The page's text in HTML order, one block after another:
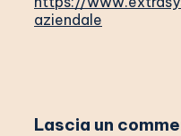
aziendale
Lascia un